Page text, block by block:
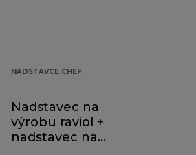
NADSTAVCE CHEF
Nadstavec na
výrobu raviol +
nadstavec na